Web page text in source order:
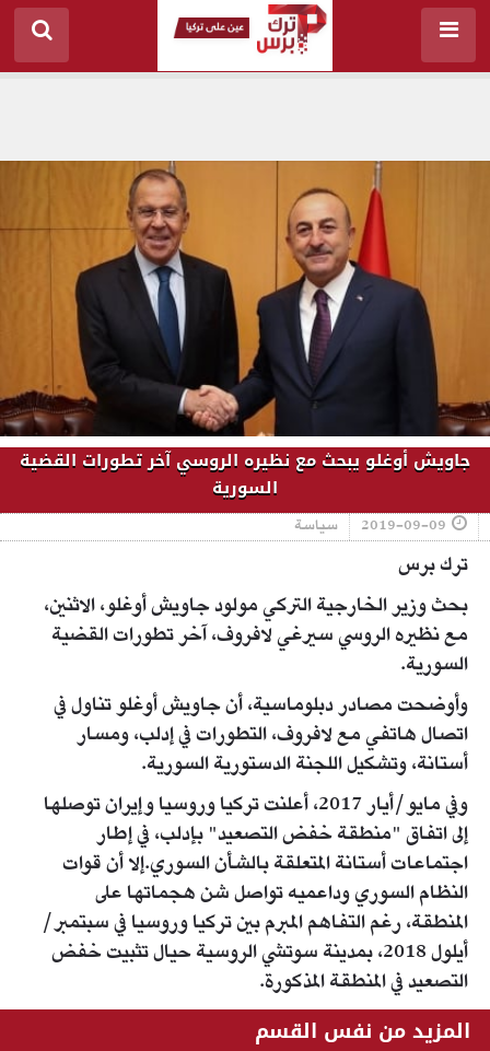
جاويش أوغلو يبحث مع نظيره الروسي آخر تطورات القضية
السورية
2019-09-09 سياسة
ترك برس
بحث وزير الخارجية التركي مولود جاويش أوغلو، الاثنين،
مع نظيره الروسي سيرغي لافروف، آخر تطورات القضية
السورية.
وأوضحت مصادر دبلوماسية، أن جاويش أوغلو تناول في
اتصال هاتفي مع لافروف، التطورات في إدلب، ومسار
أستانة، وتشكيل اللجنة الدستورية السورية.
وفي مايو/أيار 2017، أعلنت تركيا وروسيا وإيران توصلها
إلى اتفاق "منطقة خفض التصعيد" بإدلب، في إطار
اجتماعات أستانة المتعلقة بالشأن السوري.إلا أن قوات
النظام السوري وداعميه تواصل شن هجماتها على
المنطقة، رغم التفاهم المبرم بين تركيا وروسيا في سبتمبر/
أيلول 2018، بمدينة سوتشي الروسية حيال تثبيت خفض
التصعيد في المنطقة المذكورة.
المزيد من نفس القسم